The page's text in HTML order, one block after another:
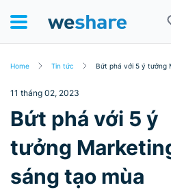
Home Tin tức Bứt phá với 5 ý tưởng
11 tháng 02, 2023
Bứt phá với 5 ý
tưởng
sáng tạo mùa